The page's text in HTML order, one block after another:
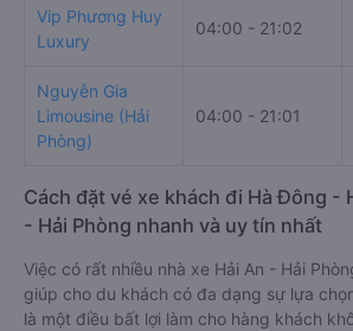
Vip Phương Huy
Luxury
04:00 - 21:02
Nguyễn Gia
Limousine (Hải
Phòng)
04:00 - 21:01
Cách đặt vé xe khách đi Hà Đông -
- Hải Phòng nhanh và uy tín nhất
Việc có rất nhiều nhà xe Hải An - Hải
giúp cho du khách có đa dạng sự lựa
là một điều bất lợi làm cho hàng khách